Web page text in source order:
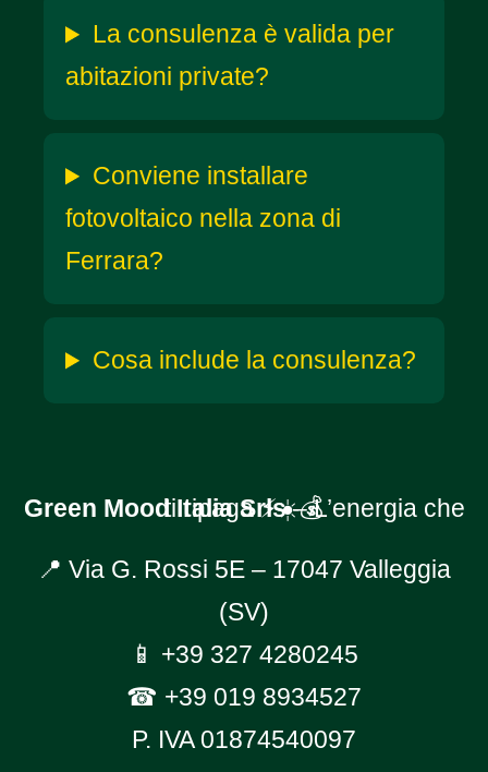
La consulenza è valida per
abitazioni private?
Conviene installare
fotovoltaico nella zona di
Ferrara?
Cosa include la consulenza?
Green Mood Italia Srls
– L’energia che ti ripaga ⚡☀️💰
📍 Via G. Rossi 5E – 17047 Valleggia
(SV)
📱 +39 327 4280245
☎ +39 019 8934527
P. IVA 01874540097